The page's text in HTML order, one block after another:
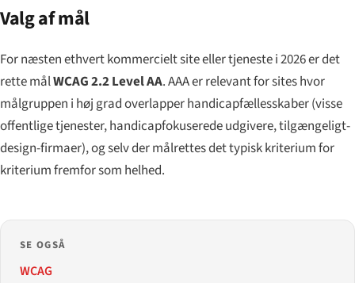
Valg af mål
For næsten ethvert kommercielt site eller tjeneste i 2026 er det
rette målWCAG 2.2 Level AA. AAA er relevant for sites hvor
målgruppen i høj grad overlapper handicapfællesskaber (visse
offentlige tjenester, handicapfokuserede udgivere, tilgængeligt-
design-firmaer), og selv der målrettes det typisk kriterium for
kriterium fremfor som helhed.
SE OGSÅ
WCAG